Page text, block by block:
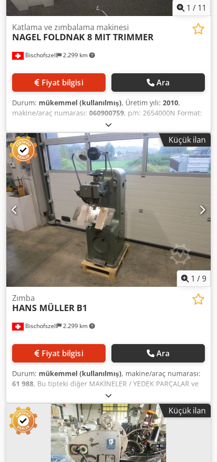
1 / 11
Bischofszell 2.299 km
Katlama ve zımbalama makinesi
NAGEL FOLDNAK 8 MIT TRIMMER
Fiyat bilgisi Ara
Durum: mükemmel (kullanılmış), Üretim yılı: 2010,
makine/araç numarası: 060900759, p/n: 2654000N Format:
SRA'ya kadar Crsdjxcaphepfx Amusf
Küçük ilan
1 /9
Bischofszell 2.299 km
Zımba
HANS MÜLLER B1
Fiyat bilgisi Ara
Durum: mükemmel (kullanılmış), makine/araç numarası:
61 988, Bu tipteki diğer MAKİNELER / YEDEK PARÇALAR ve
MAKİNE BİLEŞENLERİ depomuzda mevcuttur. TALEP
ÜZERİNE Credpfx Amjp H Tkiousf
Küçük ilan